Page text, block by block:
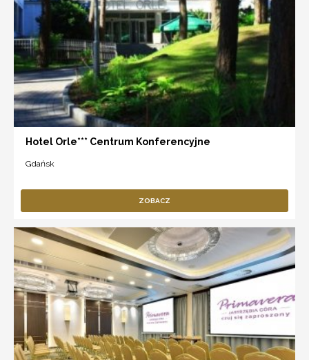
Hotel Orle*** Centrum Konferencyjne
Gdańsk
ZOBACZ